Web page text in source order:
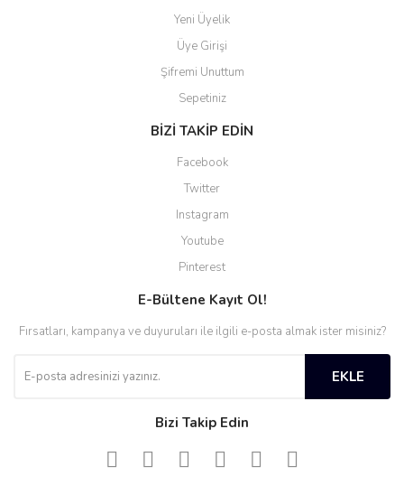
Yeni Üyelik
Üye Girişi
Şifremi Unuttum
Sepetiniz
BİZİ TAKİP EDİN
Facebook
Twitter
Instagram
Youtube
Pinterest
E-Bültene Kayıt Ol!
Fırsatları, kampanya ve duyuruları ile ilgili e-posta almak ister misiniz?
EKLE
Bizi Takip Edin